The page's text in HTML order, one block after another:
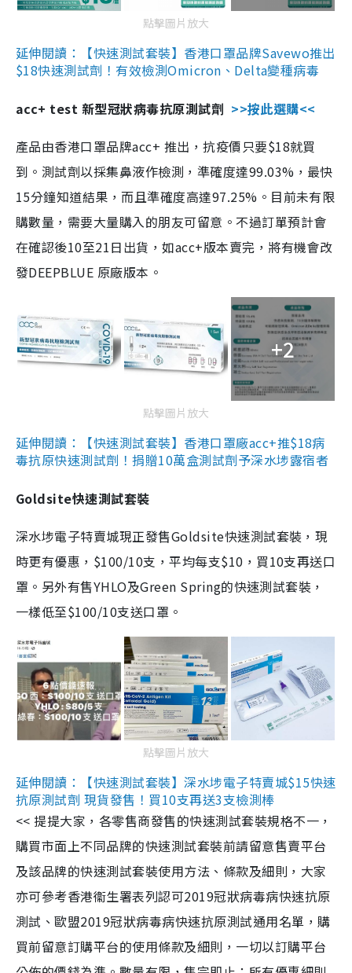
點擊圖片放大
延伸閱讀：【快速測試套裝】香港口罩品牌Savewo推出
$18快速測試劑！有效檢測Omicron、Delta變種病毒
acc+ test 新型冠狀病毒抗原測試劑 >>按此選購<<
產品由香港口罩品牌acc+ 推出，抗疫價只要$18就買
到。測試劑以採集鼻液作檢測，準確度達99.03%，最快
15分鐘知道結果，而且準確度高達97.25%。目前未有限
購數量，需要大量購入的朋友可留意。不過訂單預計會
在確認後10至21日出貨，如acc+版本賣完，將有機會改
發DEEPBLUE 原廠版本。
+2
點擊圖片放大
延伸閱讀：【快速測試套裝】香港口罩廠acc+推$18病
毒抗原快速測試劑！捐贈10萬盒測試劑予深水埗露宿者
Goldsite快速測試套裝
深水埗電子特賣城現正發售Goldsite快速測試套裝，現
時更有優惠，$100/10支，平均每支$10，買10支再送口
罩。另外有售YHLO及Green Spring的快速測試套裝，
一樣低至$100/10支送口罩。
點擊圖片放大
延伸閱讀：【快速測試套裝】深水埗電子特賣城$15快速
抗原測試劑 現貨發售！買10支再送3支檢測棒
<< 提提大家，各零售商發售的快速測試套裝規格不一，
購買市面上不同品牌的快速測試套裝前請留意售賣平台
及該品牌的快速測試套裝使用方法、條款及細則，大家
亦可參考香港衞生署表列認可2019冠狀病毒病快速抗原
測試、歐盟2019冠狀病毒病快速抗原測試通用名單，購
買前留意訂購平台的使用條款及細則，一切以訂購平台